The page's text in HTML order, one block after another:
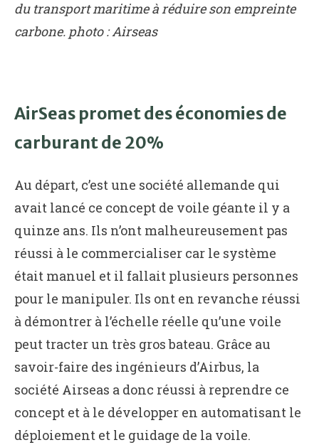
du transport maritime à réduire son empreinte
carbone. photo : Airseas
AirSeas promet des économies de
carburant de 20%
Au départ, c’est une société allemande qui
avait lancé ce concept de voile géante il y a
quinze ans. Ils n’ont malheureusement pas
réussi à le commercialiser car le système
était manuel et il fallait plusieurs personnes
pour le manipuler. Ils ont en revanche réussi
à démontrer à l’échelle réelle qu’une voile
peut tracter un très gros bateau. Grâce au
savoir-faire des ingénieurs d’Airbus, la
société Airseas a donc réussi à reprendre ce
concept et à le développer en automatisant le
déploiement et le guidage de la voile.